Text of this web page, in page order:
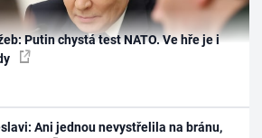
Putin chystá test NATO. Ve hře je i
Ani jednou nevystřelila na bránu,